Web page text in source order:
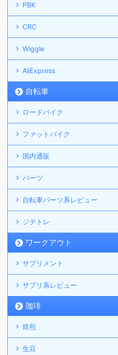
PBK
CRC
Wiggle
AliExpress
自転車
ロードバイク
ファットバイク
国内通販
パーツ
自転車パーツ系レビュー
ジテトレ
ワークアウト
サプリメント
サプリ系レビュー
珈琲
焙煎
生豆